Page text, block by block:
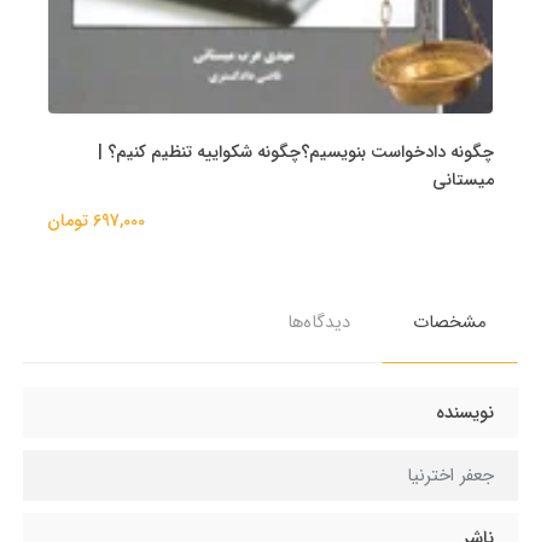
چگونه دادخواست بنویسیم؟چگونه شکواییه تنظیم کنیم؟ |
میستانی
697,000 تومان
مشخصات دیدگاه‌ها
نویسنده
جعفر اخترنیا